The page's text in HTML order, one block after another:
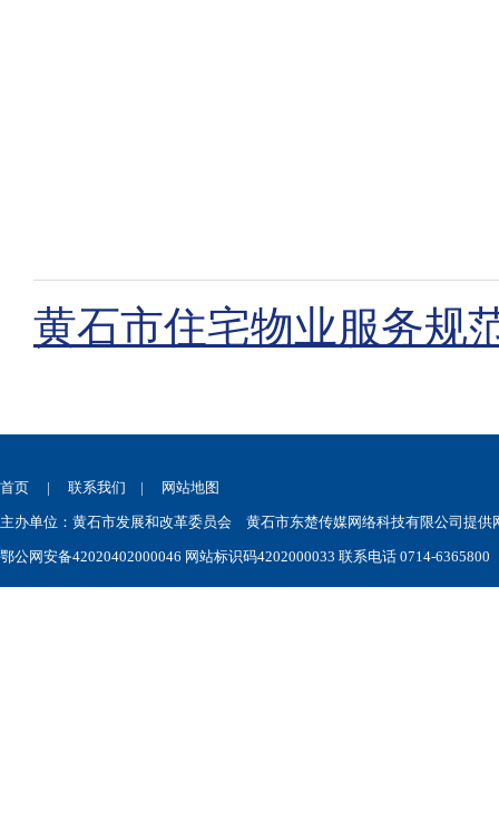
黄石市住宅物业服务规
首页 | 联系我们 | 网站地图
主办单位：黄石市发展和改革委员会 黄石市东楚传媒网络科技有限公司提供
鄂公网安备42020402000046 网站标识码4202000033 联系电话 0714-6365800